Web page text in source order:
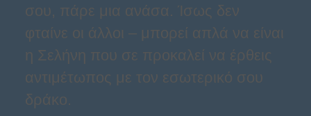
σου, πάρε μια ανάσα. Ίσως δεν
φταίνε οι άλλοι – μπορεί απλά να είναι
η Σελήνη που σε προκαλεί να έρθεις
αντιμέτωπος με τον εσωτερικό σου
δράκο.